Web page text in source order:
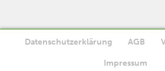
Datenschutzerklärung AGB
Impressum